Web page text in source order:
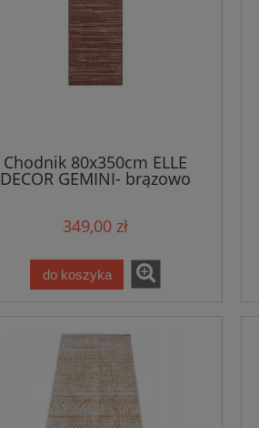
Chodnik 80x350cm ELLE
DECOR GEMINI- brązowo
kremowy, płasko tkany,
,dwustronny,zewnętrzno-
349,00 zł
do koszyka